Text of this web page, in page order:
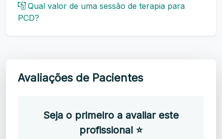
Qual valor de uma sessão de terapia para
PCD?
Avaliações de Pacientes
Seja o primeiro a avaliar este
profissional ⭐